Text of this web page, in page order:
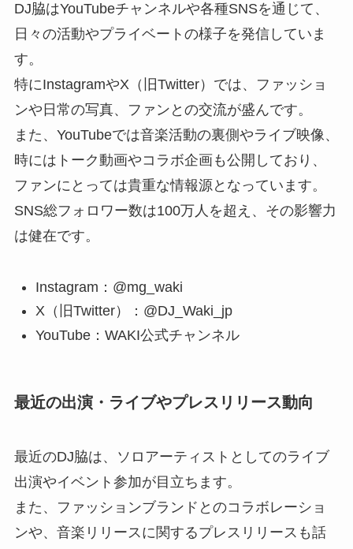
DJ脇はYouTubeチャンネルや各種SNSを通じて、
日々の活動やプライベートの様子を発信していま
す。
特にInstagramやX（旧Twitter）では、ファッショ
ンや日常の写真、ファンとの交流が盛んです。
また、YouTubeでは音楽活動の裏側やライブ映像、
時にはトーク動画やコラボ企画も公開しており、
ファンにとっては貴重な情報源となっています。
SNS総フォロワー数は100万人を超え、その影響力
は健在です。
Instagram：@mg_waki
X（旧Twitter）：@DJ_Waki_jp
YouTube：WAKI公式チャンネル
最近の出演・ライブやプレスリリース動向
最近のDJ脇は、ソロアーティストとしてのライブ
出演やイベント参加が目立ちます。
また、ファッションブランドとのコラボレーショ
ンや、音楽リリースに関するプレスリリースも話